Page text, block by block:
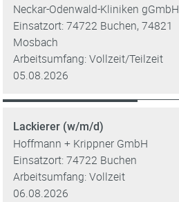
Neckar-Odenwald-Kliniken gGmbH
Einsatzort: 74722 Buchen, 74821
Mosbach
Arbeitsumfang: Vollzeit/Teilzeit
05.08.2026
Lackierer (w/m/d)
Hoffmann + Krippner GmbH
Einsatzort: 74722 Buchen
Arbeitsumfang: Vollzeit
06.08.2026